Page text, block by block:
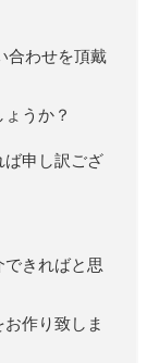
合わせを頂戴
うか？
ば申し訳ござ
きればと思
作り致しま